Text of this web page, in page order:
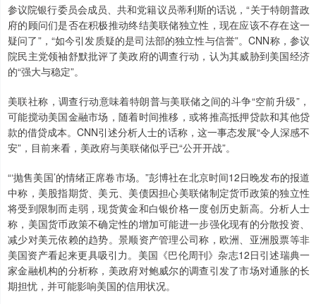
参议院银行委员会成员、共和党籍议员蒂利斯的话说，“关于特朗普政
府的顾问们是否在积极推动终结美联储独立性，现在应该不存在这一
疑问了”，“如今引发质疑的是司法部的独立性与信誉”。CNN称，参议
院民主党领袖舒默批评了美政府的调查行动，认为其威胁到美国经济
的“强大与稳定”。
美联社称，调查行动意味着特朗普与美联储之间的斗争“空前升级”，
可能搅动美国金融市场，随着时间推移，或将推高抵押贷款和其他贷
款的借贷成本。CNN引述分析人士的话称，这一事态发展“令人深感不
安”，目前来看，美政府与美联储似乎已“公开开战”。
“‘抛售美国’的情绪正席卷市场。”彭博社在北京时间12日晚发布的报道
中称，美股指期货、美元、美债因担心美联储制定货币政策的独立性
将受到限制而走弱，现货黄金和白银价格一度创历史新高。分析人士
称，美国货币政策不确定性的增加可能进一步强化现有的分散投资、
减少对美元依赖的趋势。景顺资产管理公司称，欧洲、亚洲股票等非
美国资产看起来更具吸引力。美国《巴伦周刊》杂志12日引述瑞典一
家金融机构的分析称，美政府对鲍威尔的调查引发了市场对通胀的长
期担忧，并可能影响美国的信用状况。